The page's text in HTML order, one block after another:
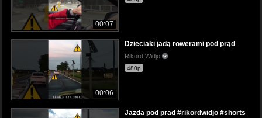
00:07
00:06
Dzieciaki jadą rowerami pod prąd
Rikord Widjo
480p
Jazda pod prad #rikordwidjo #shorts